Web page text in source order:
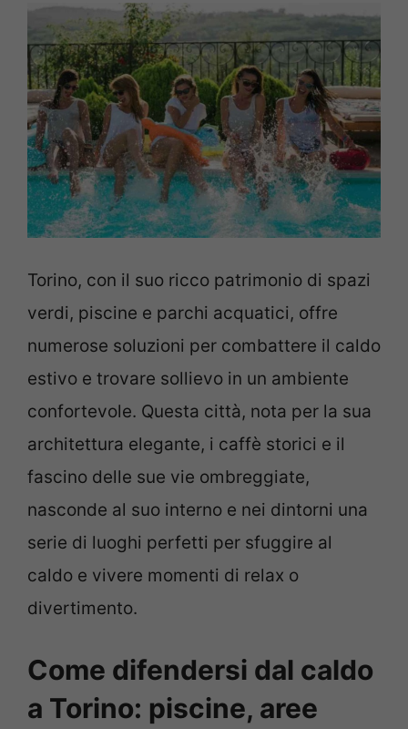
Torino, con il suo ricco patrimonio di spazi
verdi, piscine e parchi acquatici, offre
numerose soluzioni per combattere il caldo
estivo e trovare sollievo in un ambiente
confortevole. Questa città, nota per la sua
architettura elegante, i caffè storici e il
fascino delle sue vie ombreggiate,
nasconde al suo interno e nei dintorni una
serie di luoghi perfetti per sfuggire al
caldo e vivere momenti di relax o
divertimento.
Come difendersi dal caldo
a Torino: piscine, aree